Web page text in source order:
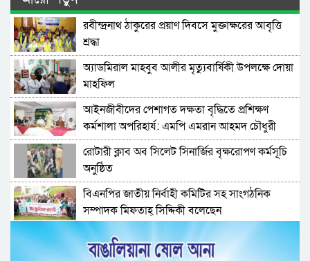
রবীন্দ্রনাথ ঠাকুরের প্রয়াণ দিবসে মুক্তাক্ষরের আবৃত্তি
শ্রদ্ধা
অ্যাডমিরাল মাহবুব আলীর মৃত্যুবার্ষিকী উপলক্ষে দোয়া
মাহফিল
‎আইনজীবীদের পেশাগত দক্ষতা বৃদ্ধিতে প্রশিক্ষণ
কর্মশালা অপরিহার্য: এমপি এমরান আহমদ চৌধুরী
রোটারী ক্লাব অব সিলেট সিনার্জির বৃক্ষরোপণ কর্মসূচি
অনুষ্ঠিত
বিএনপির জাতীয় নির্বাহী কমিটির সহ সাংগঠনিক
সম্পাদক মিফতাহ্ সিদ্দিকী বলেছেন
সিলেট জেলা জামায়াতে ইসলামীর এ্যাসিস্ট্যান্ট
সেক্রেটারী অধ্যক্ষ নজরুল ইসলাম বলেছেন